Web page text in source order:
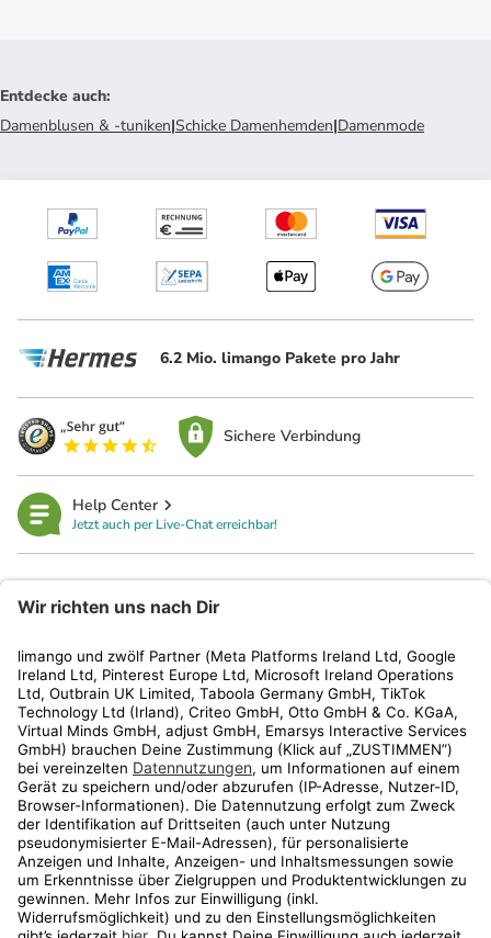
Entdecke auch:
Damenblusen & -tuniken|Schicke Damenhemden|Damenmode
6.2 Mio. limango Pakete pro Jahr
Sichere Verbindung
Help Center
Jetzt auch per Live-Chat erreichbar!
Kundenservice
Shop
Aktionen
Travel